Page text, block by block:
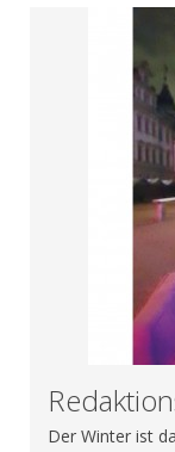
Der Winter ist